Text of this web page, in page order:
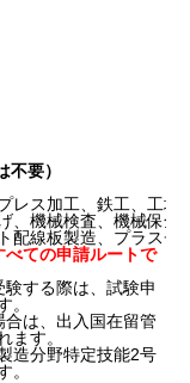
要）
レス加工、鉄工、工場
、機械検査、機械保全
配線板製造、プラスチ
ての申請ルートで
する際は、試験申
。
は、出入国在留管
ます。
造分野特定技能2号
。
電気電子情報